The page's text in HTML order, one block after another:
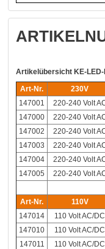
Artikelübersicht KE-LED-
Art-Nr. 230V
147001
220-240 Volt
147000
220-240 Volt
147002
220-240 Volt
147003
220-240 Volt
147004
220-240 Volt
147005
220-240 Volt
Art-Nr. 110V
147014
110 Volt AC/DC
147010
110 Volt AC/DC
147011
110 Volt AC/DC